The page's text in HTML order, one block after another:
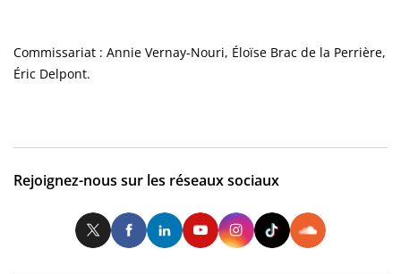
Commissariat : Annie Vernay-Nouri, Éloïse Brac de la Perrière,
Éric Delpont.
Rejoignez-nous sur les réseaux sociaux
TwitterFacebookLinkedInYoutubeInstagram